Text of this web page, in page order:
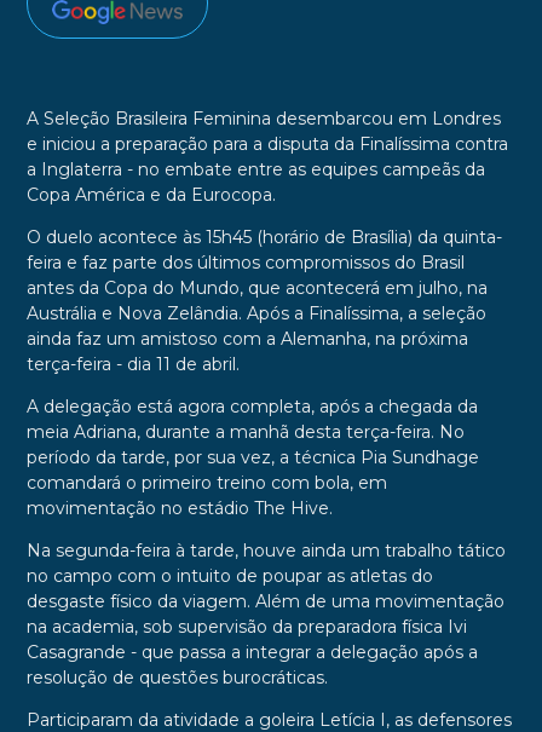
A Seleção Brasileira Feminina desembarcou em Londres
e iniciou a preparação para a disputa da Finalíssima contra
a Inglaterra - no embate entre as equipes campeãs da
Copa América e da Eurocopa.
O duelo acontece às 15h45 (horário de Brasília) da quinta-
feira e faz parte dos últimos compromissos do Brasil
antes da Copa do Mundo, que acontecerá em julho, na
Austrália e Nova Zelândia. Após a Finalíssima, a seleção
ainda faz um amistoso com a Alemanha, na próxima
terça-feira - dia 11 de abril.
A delegação está agora completa, após a chegada da
meia Adriana, durante a manhã desta terça-feira. No
período da tarde, por sua vez, a técnica Pia Sundhage
comandará o primeiro treino com bola, em
movimentação no estádio The Hive.
Na segunda-feira à tarde, houve ainda um trabalho tático
no campo com o intuito de poupar as atletas do
desgaste físico da viagem. Além de uma movimentação
na academia, sob supervisão da preparadora física Ivi
Casagrande - que passa a integrar a delegação após a
resolução de questões burocráticas.
Participaram da atividade a goleira Letícia I, as defensores